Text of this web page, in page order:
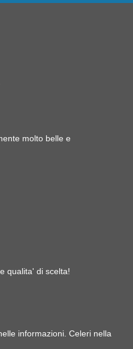
molto belle e
qualita' di scelta!
informazioni. Celeri nella